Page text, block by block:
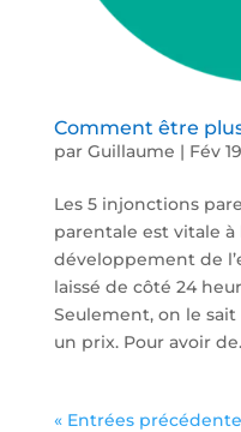
Comment être
par Guillaume | Fév
Les 5 injonctions
parentale est vitale à
développement de
laissé de côté 24
Seulement, on le
un prix. Pour avoir
« Entrées